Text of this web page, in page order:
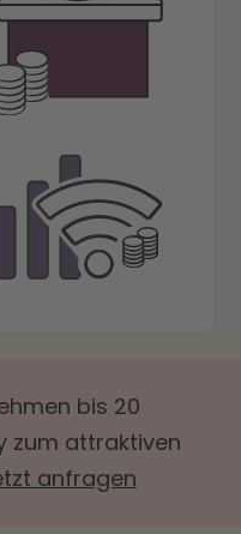
bis 20
zum attraktiven
anfragen